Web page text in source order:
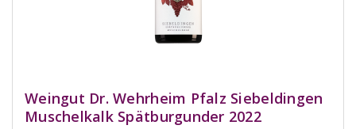
Weingut Dr. Wehrheim Pfalz Siebeldingen
Muschelkalk Spätburgunder 2022